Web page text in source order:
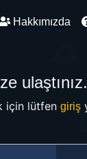
Hakkımızda
ulaştınız.
için lütfen giriş